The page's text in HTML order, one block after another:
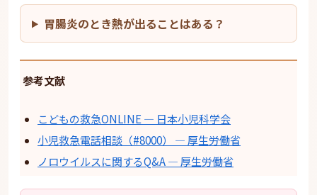
胃腸炎のとき熱が出ることはある？
参考文献
こどもの救急ONLINE — 日本小児科学会
小児救急電話相談（#8000） — 厚生労働省
ノロウイルスに関するQ&A — 厚生労働省